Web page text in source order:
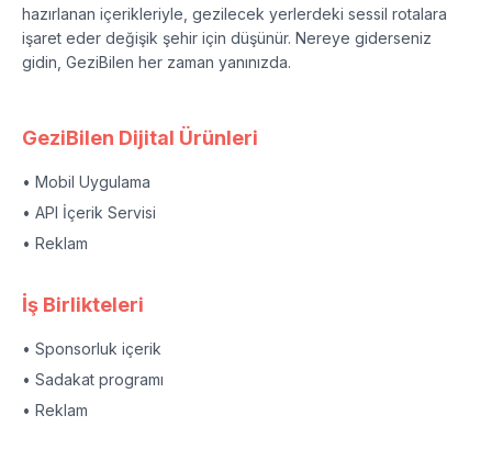
hazırlanan içerikleriyle, gezilecek yerlerdeki sessil rotalara
işaret eder değişik şehir için düşünür. Nereye giderseniz
gidin, GeziBilen her zaman yanınızda.
GeziBilen Dijital Ürünleri
• Mobil Uygulama
• API İçerik Servisi
• Reklam
İş Birlikteleri
• Sponsorluk içerik
• Sadakat programı
• Reklam